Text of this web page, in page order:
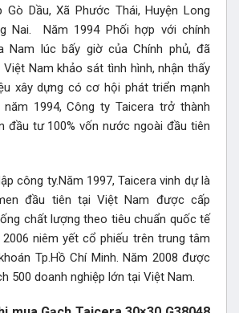
Gò Dầu, Xã Phước Thái, Huyện Long
Nai. Năm 1994 Phối hợp với chính
Nam lúc bấy giờ của Chính phủ, đã
Nam khảo sát tình hình, nhận thấy
xây dựng có cơ hội phát triển mạnh
năm 1994, Công ty Taicera trở thành
đầu tư 100% vốn nước ngoài đầu tiên
công ty.Năm 1997, Taicera vinh dự là
đầu tiên tại Việt Nam được cấp
chất lượng theo tiêu chuẩn quốc tế
2006 niêm yết cổ phiếu trên trung tâm
Tp.Hồ Chí Minh. Năm 2008 được
500 doanh nghiệp lớn tại Việt Nam.